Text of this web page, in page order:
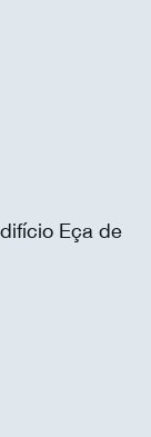
Eça de